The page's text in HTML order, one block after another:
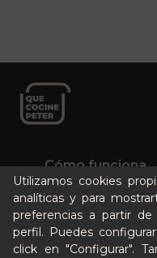
Utilizamos cookies
analíticas y para
preferencias a partir
perfil. Puedes
click en "Configurar".
Cómo funciona
Nuestros planes
Casos de éxito
Soy un particular